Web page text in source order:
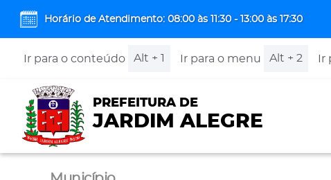
Horário de Atendimento: 08:00 às 11:30 - 13:00 às 17:30
Ir para o conteúdo Alt + 1 Ir para o menu Alt + 2 Ir
PREFEITURA DE
JARDIM ALEGRE